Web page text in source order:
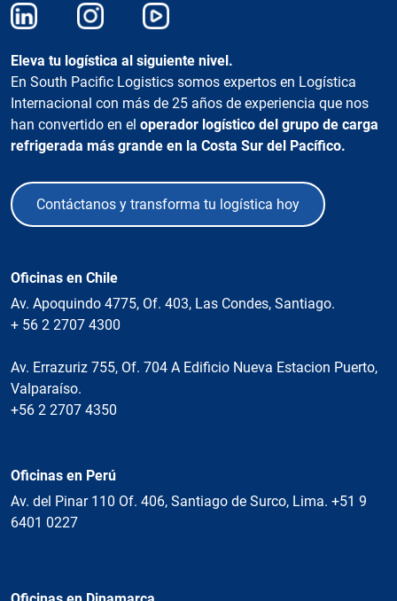
Eleva tu logística al siguiente nivel.
En South Pacific Logistics somos expertos en Logística
Internacional con más de 25 años de experiencia que nos
han convertido en el operador logístico del grupo de carga
refrigerada más grande en la Costa Sur del Pacífico.
Contáctanos y transforma tu logística hoy
Oficinas en Chile
Av. Apoquindo 4775, Of. 403, Las Condes, Santiago.
+ 56 2 2707 4300
Av. Errazuriz 755, Of. 704 A Edificio Nueva Estacion Puerto,
Valparaíso.
+56 2 2707 4350
Oficinas en Perú
Av. del Pinar 110 Of. 406, Santiago de Surco, Lima. +51 9
6401 0227